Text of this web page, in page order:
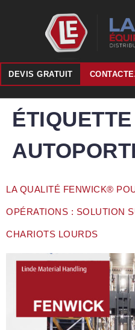
DEVIS GRATUIT
LA QUALITÉ FENWICK®
OPÉRATIONS : SOLUTION
CHARIOTS LOURDS